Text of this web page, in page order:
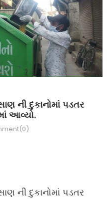
ની દુકાનોમાં પડતર
આવ્યો.
ની દુકાનોમાં પડતર